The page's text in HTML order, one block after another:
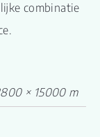
combinatie
× 15000 m